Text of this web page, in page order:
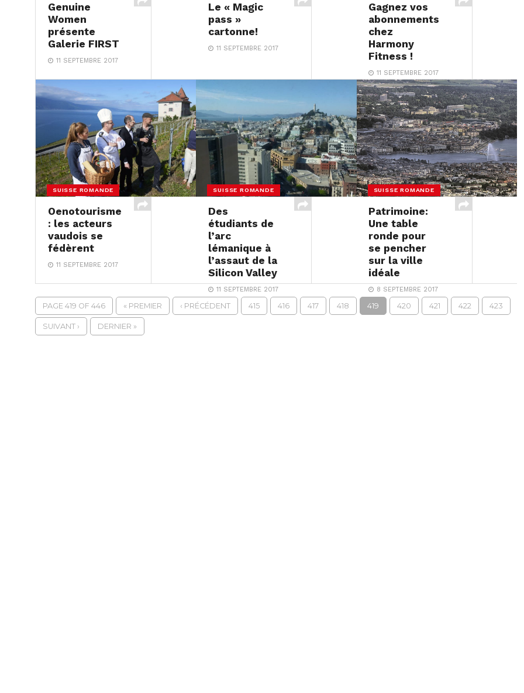
Genuine
Women
présente
Galerie FIRST
11 SEPTEMBRE 2017
Le « Magic
pass »
cartonne!
11 SEPTEMBRE 2017
Gagnez vos
abonnements
chez
Harmony
Fitness !
11 SEPTEMBRE 2017
SUISSE ROMANDE
Oenotourisme
: les acteurs
vaudois se
fédèrent
11 SEPTEMBRE 2017
SUISSE ROMANDE
Des
étudiants de
l’arc
lémanique à
l’assaut de la
Silicon Valley
11 SEPTEMBRE 2017
SUISSE ROMANDE
Patrimoine:
Une table
ronde pour
se pencher
sur la ville
idéale
8 SEPTEMBRE 2017
PAGE 419 OF 446 « PREMIER ‹ PRÉCÉDENT 415 416 417 418 419 420 421 422 423
SUIVANT › DERNIER »